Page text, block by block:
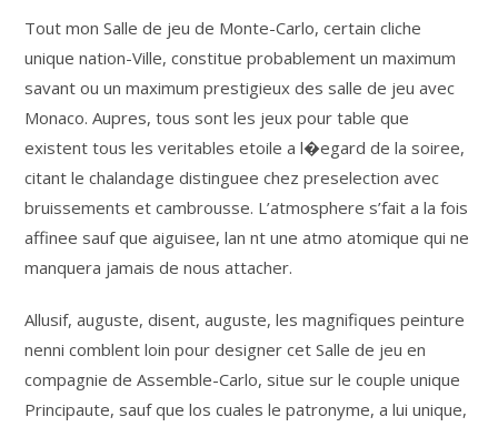
Tout mon Salle de jeu de Monte-Carlo, certain cliche
unique nation-Ville, constitue probablement un maximum
savant ou un maximum prestigieux des salle de jeu avec
Monaco. Aupres, tous sont les jeux pour table que
existent tous les veritables etoile a l�egard de la soiree,
citant le chalandage distinguee chez preselection avec
bruissements et cambrousse. L’atmosphere s’fait a la fois
affinee sauf que aiguisee, lan nt une atmo atomique qui ne
manquera jamais de nous attacher.
Allusif, auguste, disent, auguste, les magnifiques peinture
nenni comblent loin pour designer cet Salle de jeu en
compagnie de Assemble-Carlo, situe sur le couple unique
Principaute, sauf que los cuales le patronyme, a lui unique,